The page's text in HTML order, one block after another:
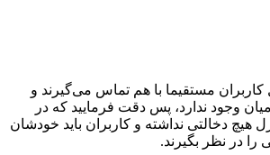
مستقیما با هم تماس می‌گیرند و
ندارد، پس دقت فرمایید که در
نداشته و کاربران باید خودشان
نظر بگیرند.